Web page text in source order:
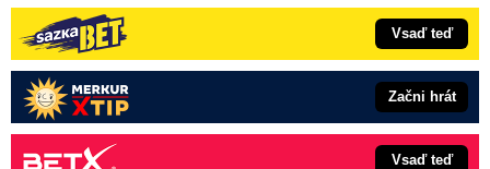
Vsaď teď
Začni hrát
Vsaď teď